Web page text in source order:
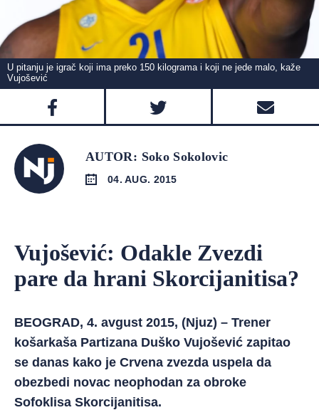
U pitanju je igrač koji ima preko 150 kilograma i koji ne jede malo, kaže
Vujošević
AUTOR: Soko Sokolovic
04. AUG. 2015
Vujošević: Odakle Zvezdi
pare da hrani Skorcijanitisa?
BEOGRAD, 4. avgust 2015, (Njuz) – Trener
košarkaša Partizana Duško Vujošević zapitao
se danas kako je Crvena zvezda uspela da
obezbedi novac neophodan za obroke
Sofoklisa Skorcijanitisa.